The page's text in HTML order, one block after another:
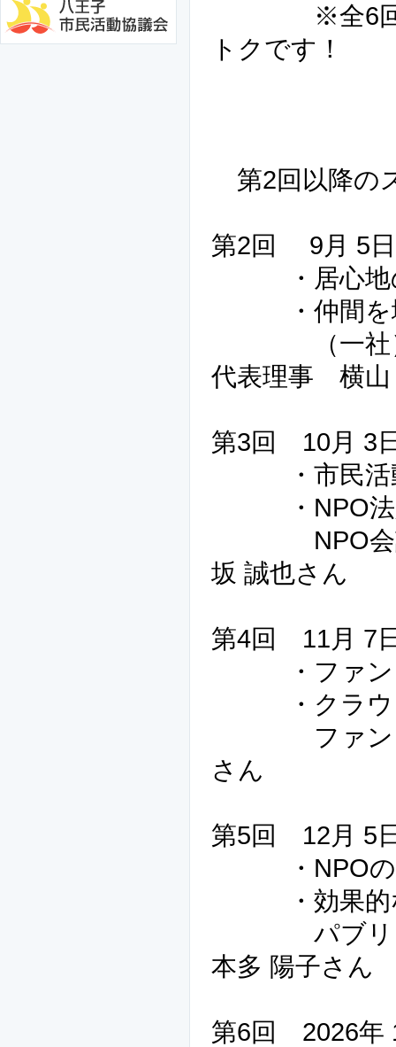
※全6回一
トクです！
第2回以降の
第2回 9月 5
・居心地
・仲間を
（一社）サ
代表理事 横山
第3回 10月 3
・市民活
・NPO法
NPO会計
坂 誠也さん
第4回 11月 7
・ファンド
・クラウド
ファンド
さん
第5回 12月 5
・NPOの
・効果的
パブリッ
本多 陽子さん
第6回 2026年